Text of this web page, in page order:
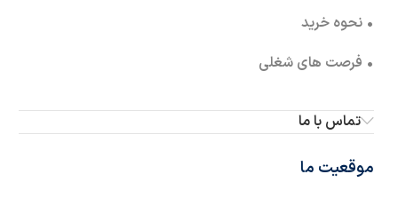
• نحوه خرید
• فرصت های شغلی
تماس با ما
موقعیت ما